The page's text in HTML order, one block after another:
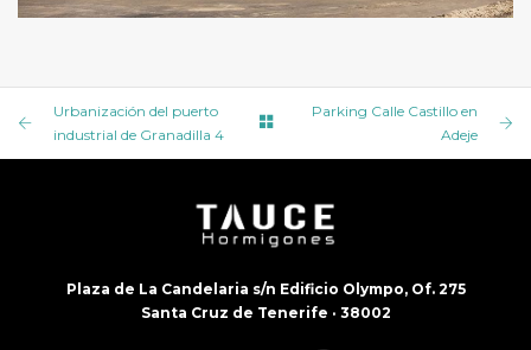
Urbanización del puerto
industrial de Granadilla 4
Parking Calle Castillo en
Adeje
Plaza de La Candelaria s/n Edificio Olympo, Of. 275
Santa Cruz de Tenerife · 38002